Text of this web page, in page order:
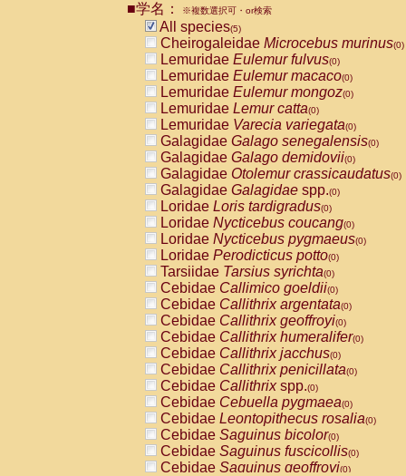
■学名： ※複数選択可・or検索
All species(5)
Cheirogaleidae Microcebus murinus(0)
Lemuridae Eulemur fulvus(0)
Lemuridae Eulemur macaco(0)
Lemuridae Eulemur mongoz(0)
Lemuridae Lemur catta(0)
Lemuridae Varecia variegata(0)
Galagidae Galago senegalensis(0)
Galagidae Galago demidovii(0)
Galagidae Otolemur crassicaudatus(0)
Galagidae Galagidae spp.(0)
Loridae Loris tardigradus(0)
Loridae Nycticebus coucang(0)
Loridae Nycticebus pygmaeus(0)
Loridae Perodicticus potto(0)
Tarsiidae Tarsius syrichta(0)
Cebidae Callimico goeldii(0)
Cebidae Callithrix argentata(0)
Cebidae Callithrix geoffroyi(0)
Cebidae Callithrix humeralifer(0)
Cebidae Callithrix jacchus(0)
Cebidae Callithrix penicillata(0)
Cebidae Callithrixspp.(0)
Cebidae Cebuella pygmaea(0)
Cebidae Leontopithecus rosalia(0)
Cebidae Saguinus bicolor(0)
Cebidae Saguinus fuscicollis(0)
Cebidae Saguinus geoffroyi(0)